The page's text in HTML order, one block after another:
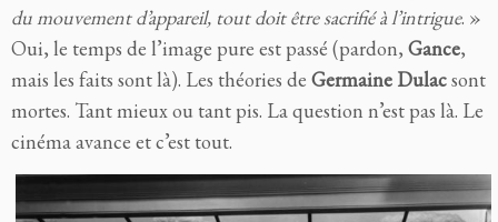
du mouvement d’appareil, tout doit être sacrifié à l’intrigue. »
Oui, le temps de l’image pure est passé (pardon, Gance,
mais les faits sont là). Les théories de Germaine Dulacsont
mortes. Tant mieux ou tant pis. La question n’est pas là. Le
cinéma avance et c’est tout.